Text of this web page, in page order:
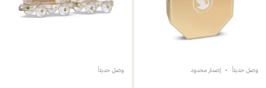
وصل حديثاً إصدار محدود وصل حديثاً